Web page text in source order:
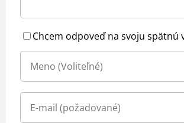
Chcem odpoveď na svoju spätnú